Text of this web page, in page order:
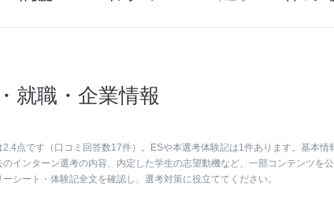
就職・企業情報
点です（口コミ回答数17件）。ESや本選考体験記は1件あります。基本情
インターン選考の内容、内定した学生の志望動機など、一部コンテンツを公
シート・体験記全文を確認し、選考対策に役立ててください。